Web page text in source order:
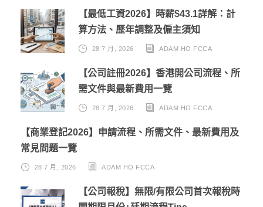
【最低工資2026】時薪$43.1詳解：計
算方法、歷年調整及僱主須知
28 7 月, 2026 ADAM HO FCCA
【公司註冊2026】香港開公司流程、所
需文件與最新費用一覽
28 7 月, 2026 ADAM HO FCCA
【商業登記2026】申請流程、所需文件、最新費用及
常見問題一覽
28 7 月, 2026 ADAM HO FCCA
【公司報稅】無限/有限公司首次報稅時